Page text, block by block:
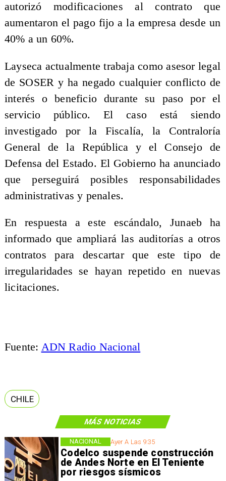
MÁS NOTICIAS
Ayer A Las 9:35
Codelco suspende construcción
de Andes Norte en El Teniente
por riesgos sísmicos
NACIONAL
autorizó modificaciones al contrato que
aumentaron el pago fijo a la empresa desde un
40% a un 60%.
Layseca actualmente trabaja como asesor legal
de SOSER y ha negado cualquier conflicto de
interés o beneficio durante su paso por el
servicio público. El caso está siendo
investigado por la Fiscalía, la Contraloría
General de la República y el Consejo de
Defensa del Estado. El Gobierno ha anunciado
que perseguirá posibles responsabilidades
administrativas y penales.
En respuesta a este escándalo, Junaeb ha
informado que ampliará las auditorías a otros
contratos para descartar que este tipo de
irregularidades se hayan repetido en nuevas
licitaciones.
Fuente: ADN Radio Nacional
CHILE